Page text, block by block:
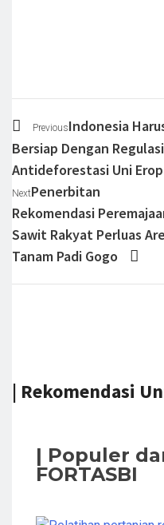
PreviousIndonesia
Bersiap Dengan Regulasi
Antideforestasi Uni
NextPenerbitan
Rekomendasi
Sawit Rakyat Perluas
Tanam Padi Gogo
| Rekomendasi
| Populer
FORTASBI